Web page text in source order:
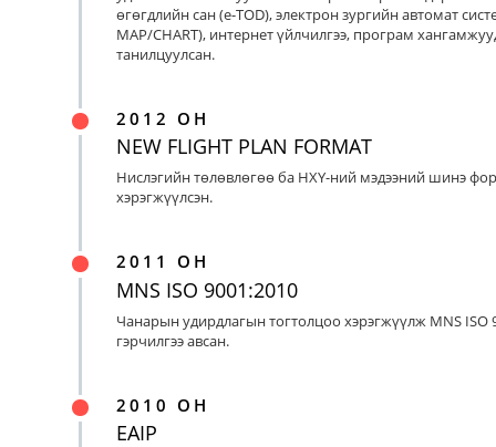
өгөгдлийн сан (e-TOD), электрон зургийн автомат
MAP/CHART), интернет үйлчилгээ, програм
танилцуулсан.
2012 ОН
NEW FLIGHT PLAN FORMAT
Нислэгийн төлөвлөгөө ба НХҮ-ний мэдээний шинэ
хэрэгжүүлсэн.
2011 ОН
MNS ISO 9001:2010
Чанарын удирдлагын тогтолцоо хэрэгжүүлж MNS ISO
гэрчилгээ авсан.
2010 ОН
EAIP